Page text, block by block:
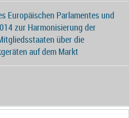
Europäischen Parlamentes und
zur Harmonisierung der
über die
auf dem Markt